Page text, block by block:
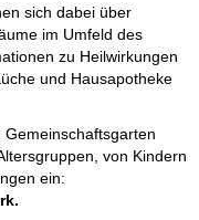
sich dabei über
im Umfeld des
zu Heilwirkungen
und Hausapotheke
von Kindern
ein: